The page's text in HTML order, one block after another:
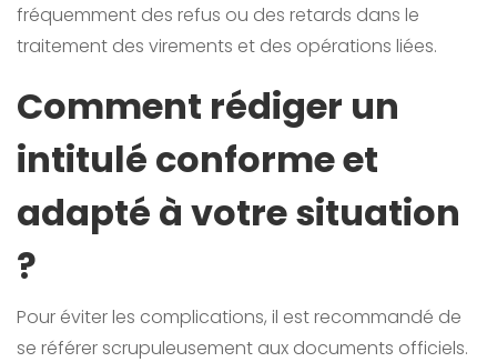
fréquemment des refus ou des retards dans le
traitement des virements et des opérations liées.
Comment rédiger un
intitulé conforme et
adapté à votre situation
?
Pour éviter les complications, il est recommandé de
se référer scrupuleusement aux documents officiels.